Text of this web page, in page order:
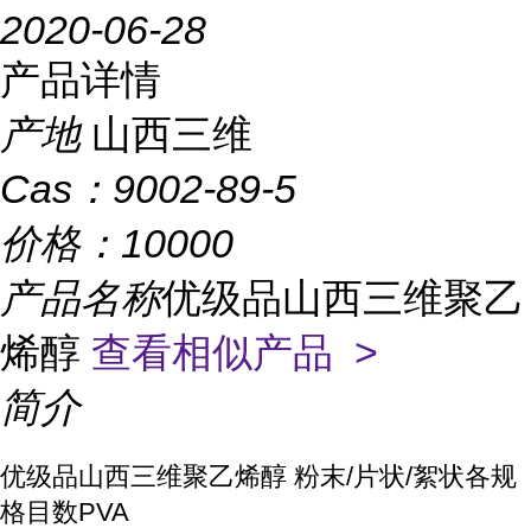
2020-06-28
产品详情
产地 山西三维
Cas： 9002-89-5
价格： 10000
产品名称优级品山西三维聚乙
烯醇 查看相似产品 >
简介
优级品山西三维聚乙烯醇 粉末/片状/絮状各规
格目数PVA